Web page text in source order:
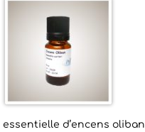
essentielle d’encens oliban